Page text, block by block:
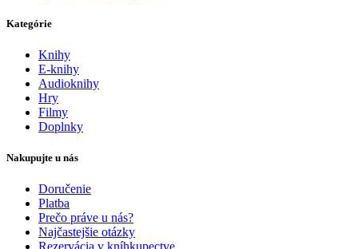
Kategórie
Knihy
E-knihy
Audioknihy
Hry
Filmy
Doplnky
Nakupujte u nás
Doručenie
Platba
Prečo práve u nás?
Najčastejšie otázky